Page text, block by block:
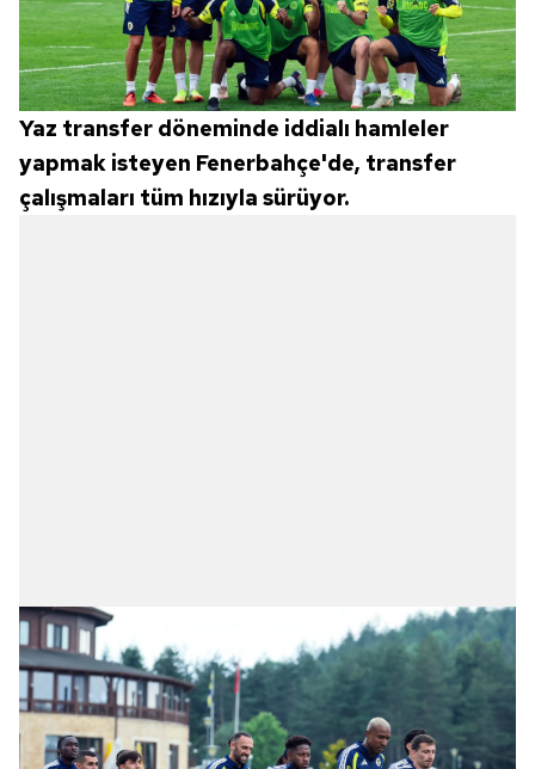
Yaz transfer döneminde iddialı hamleler
yapmak isteyen Fenerbahçe'de, transfer
çalışmaları tüm hızıyla sürüyor.